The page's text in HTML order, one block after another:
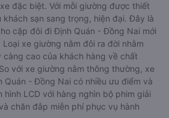
đặc biệt. Với mỗi giường được thiết
sạn sang trọng, hiện đại. Đây là
cặp đôi đi Định Quán - Đồng Nai mới
xe giường nằm đôi ra đời nhằm
cao của khách hàng về chất
với xe giường nằm thông thường, xe
Quán - Đồng Nai có nhiều ưu điểm và
LCD với hàng nghìn bộ phim giải
chăn đắp miễn phí phục vụ hành